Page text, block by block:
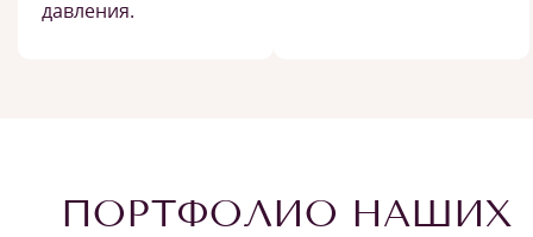
давления.
ПОРТФОЛИО НАШИХ